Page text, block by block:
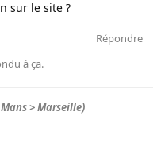
sur le site ?
Répondre
à ça.
> Marseille)